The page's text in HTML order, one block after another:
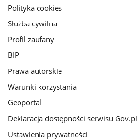
gov.pl
Polityka cookies
Służba cywilna
Profil zaufany
BIP
Prawa autorskie
Warunki korzystania
Geoportal
Deklaracja dostępności serwisu Gov.pl
Ustawienia prywatności